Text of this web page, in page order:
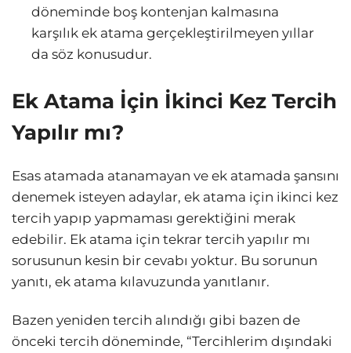
döneminde boş kontenjan kalmasına
karşılık ek atama gerçekleştirilmeyen yıllar
da söz konusudur.
Ek Atama İçin İkinci Kez Tercih
Yapılır mı?
Esas atamada atanamayan ve ek atamada şansını
denemek isteyen adaylar, ek atama için ikinci kez
tercih yapıp yapmaması gerektiğini merak
edebilir. Ek atama için tekrar tercih yapılır mı
sorusunun kesin bir cevabı yoktur. Bu sorunun
yanıtı, ek atama kılavuzunda yanıtlanır.
Bazen yeniden tercih alındığı gibi bazen de
önceki tercih döneminde, “Tercihlerim dışındaki